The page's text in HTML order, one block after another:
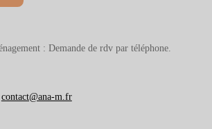
: Demande de rdv par téléphone.
contact@ana-m.fr